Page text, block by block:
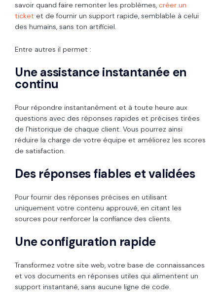
savoir quand faire remonter les problèmes, créer un
ticket et de fournir un support rapide, semblable à celui
des humains, sans ton artificiel.
Entre autres il permet :
Une assistance instantanée en
continu
Pour répondre instantanément et à toute heure aux
questions avec des réponses rapides et précises tirées
de l'historique de chaque client. Vous pourrez ainsi
réduire la charge de votre équipe et améliorez les scores
de satisfaction.
Des réponses fiables et validées
Pour fournir des réponses précises en utilisant
uniquement votre contenu approuvé, en citant les
sources pour renforcer la confiance des clients.
Une configuration rapide
Transformez votre site web, votre base de connaissances
et vos documents en réponses utiles qui alimentent un
support instantané, sans aucune ligne de code.